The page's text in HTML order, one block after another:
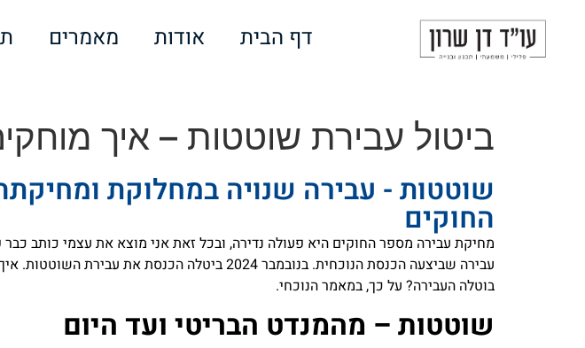
דף הבית אודות מאמרים
ביטול עבירת שוטטות – איך
שוטטות - עבירה שנויה במחלוקת
החוקים
מחיקת עבירה מספר החוקים היא פעולה נדירה, ובכל זאת אני מוצא את עצמי כותב כבר
עבירה שביצעה הכנסת הנוכחית. בנובמבר 2024 ביטלה הכנסת את
בוטלה העבירה? על כך, במאמר הנוכחי.
שוטטות – מהמנדט הבריטי ועד היום